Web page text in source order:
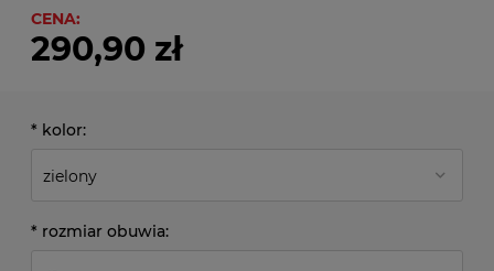
CENA:
290,90 zł
* kolor:
* rozmiar obuwia: